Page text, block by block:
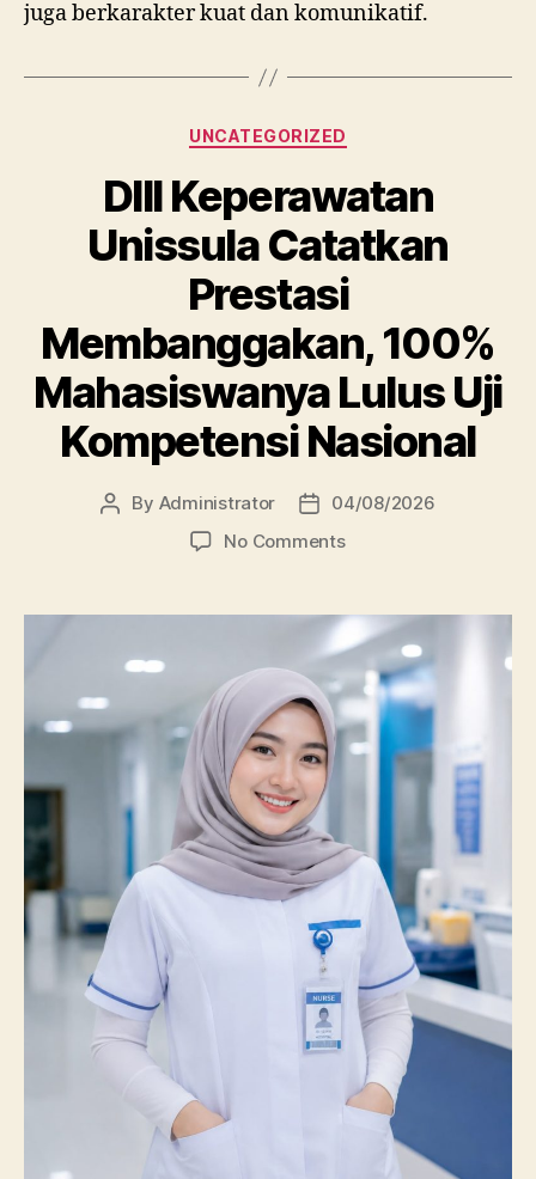
juga berkarakter kuat dan komunikatif.
Categories
UNCATEGORIZED
DIII Keperawatan
Unissula Catatkan
Prestasi
Membanggakan, 100%
Mahasiswanya Lulus Uji
Kompetensi Nasional
Post
By Administrator
Post04/08/2026
No Commentson
Unissula
Catatkan
Prestasi
Membanggakan,
100%
Mahasiswanya
Kompetensi
Nasional